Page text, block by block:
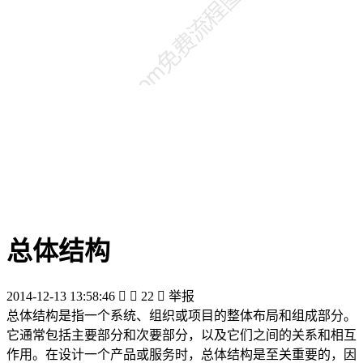
总体结构
2014-12-13 13:58:46   22  举报
总体结构是指一个系统、组织或项目的整体布局和组成部分。
它通常包括主要部分和次要部分，以及它们之间的关系和相互
作用。在设计一个产品或服务时，总体结构是至关重要的，因